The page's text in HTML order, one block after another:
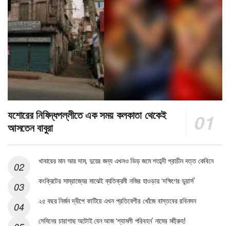
যশোরের নিষিদ্ধপল্লীতে এক সময় কলকাতা থেকেই
আসতেন বাবুরা
খাবারের মান আর দাম, দুয়ের জন্য এখনও ভিড় জমে শতাব্দী প্রাচীন দত্ত কেবিনে
কংক্রিটের সাম্রাজ্যের মাঝেই ব্যতিক্রমী নজির হাওড়ার ‘দক্ষিণের ডুয়ার্স’
২৫ বছর নির্জন দ্বীপে কাটিয়ে এখন প্রতিবেশীর খোঁজে বাস্তবের রবিনসন
সেদিনের চারাগাছ অটোই যেন আজ ‘শ্যামলী পরিবহন’ নামের মহীরুহ!